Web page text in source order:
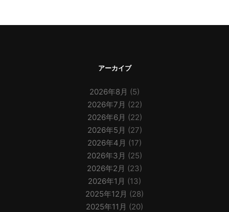
アーカイブ
2026年8月 (5)
2026年7月 (22)
2026年6月 (22)
2026年5月 (27)
2026年4月 (17)
2026年3月 (25)
2026年2月 (23)
2026年1月 (13)
2025年12月 (28)
2025年11月 (20)